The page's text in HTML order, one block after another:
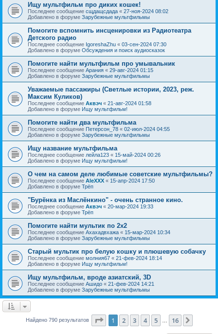
Ищу мультфильм про диких кошек!
Последнее сообщение сщдащсдада « 27-ноя-2024 08:02
Добавлено в форуме Зарубежные мультфильмы
Помогите вспомнить инсценировки из Радиотеатра
Детского радио
Последнее сообщение IgoreshaZhu « 03-сен-2024 07:30
Добавлено в форуме Обсуждения и поиск аудиосказок
Помогите найти мультфильм про умывальник
Последнее сообщение Арания « 29-авг-2024 01:15
Добавлено в форуме Зарубежные мультфильмы
Уважаемые пассажиры (Светлые истории, 2023, реж.
Максим Куликов)
Последнее сообщение Аквэч « 21-авг-2024 01:58
Добавлено в форуме Ищу мультфильм!
Помогите найти два мультфильма
Последнее сообщение Петерсон_78 « 02-июл-2024 04:55
Добавлено в форуме Зарубежные мультфильмы
Ищу название мультфильма
Последнее сообщение лейла123 « 15-май-2024 00:26
Добавлено в форуме Ищу мультфильм!
О чем на самом деле любимые советские мультфильмы?
Последнее сообщение AleXXX « 15-апр-2024 17:50
Добавлено в форуме Трёп
"Бурёнка из Маслёнкино" - очень странное кино.
Последнее сообщение Аквэч « 20-мар-2024 19:33
Добавлено в форуме Трёп
Помогите найти мультик по 2х2
Последнее сообщение Ахахадвхажа « 15-мар-2024 10:34
Добавлено в форуме Зарубежные мультфильмы
Старый мультик про белую кошку и плюшевую собачку
Последнее сообщение молния67 « 21-фев-2024 18:14
Добавлено в форуме Ищу мультфильм!
Ищу мультфильм, вроде азиатский, 3D
Последнее сообщение Ашидо « 21-фев-2024 14:21
Добавлено в форуме Зарубежные мультфильмы
Найдено 790 результатов Страница из 16
1 2 3 4 5 16